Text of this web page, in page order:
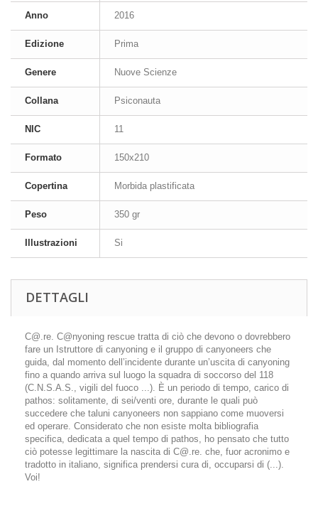
Anno 2016
Edizione Prima
Genere Nuove Scienze
Collana Psiconauta
NIC 11
Formato 150x210
Copertina Morbida plastificata
Peso 350 gr
Illustrazioni Si
DETTAGLI
C@.re. C@nyoning rescue tratta di ciò che devono o dovrebbero
fare un Istruttore di canyoning e il gruppo di canyoneers che
guida, dal momento dell’incidente durante un’uscita di canyoning
fino a quando arriva sul luogo la squadra di soccorso del 118
(C.N.S.A.S., vigili del fuoco ...). È un periodo di tempo, carico di
pathos: solitamente, di sei/venti ore, durante le quali può
succedere che taluni canyoneers non sappiano come muoversi
ed operare. Considerato che non esiste molta bibliografia
specifica, dedicata a quel tempo di pathos, ho pensato che tutto
ciò potesse legittimare la nascita di C@.re. che, fuor acronimo e
tradotto in italiano, significa prendersi cura di, occuparsi di (...).
Voi!